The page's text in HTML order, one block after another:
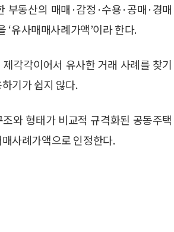
부동산의 매매·감정·수용·공매·경매
‘유사매매사례가액’이라 한다.
각각이어서 유사한 거래 사례를 찾기
기가 쉽지 않다.
와 형태가 비교적 규격화된 공동주택
사례가액으로 인정한다.